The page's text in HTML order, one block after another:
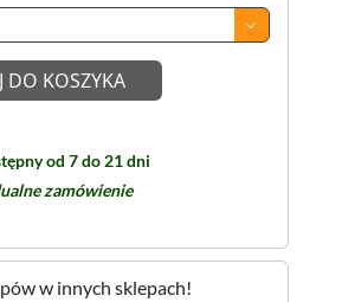
DO KOSZYKA
od 7 do 21 dni
zamówienie
w innych sklepach!